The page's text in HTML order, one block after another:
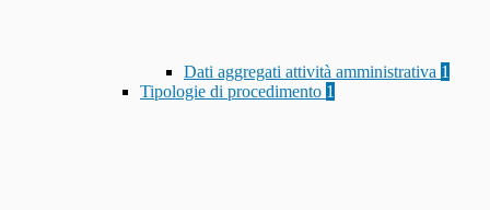
Dati aggregati attività amministrativa 1
Tipologie di procedimento 1